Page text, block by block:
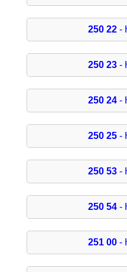
250 22 -
250 23 -
250 24 -
250 25 -
250 53 -
250 54 -
251 00 -